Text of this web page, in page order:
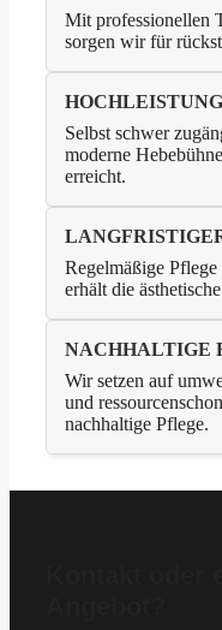
Mit professionellen
sorgen wir für
Selbst schwer
moderne
erreicht.
Regelmäßige
erhält die
NACHHALTIGE
Wir setzen auf
und
nachhaltige Pflege.